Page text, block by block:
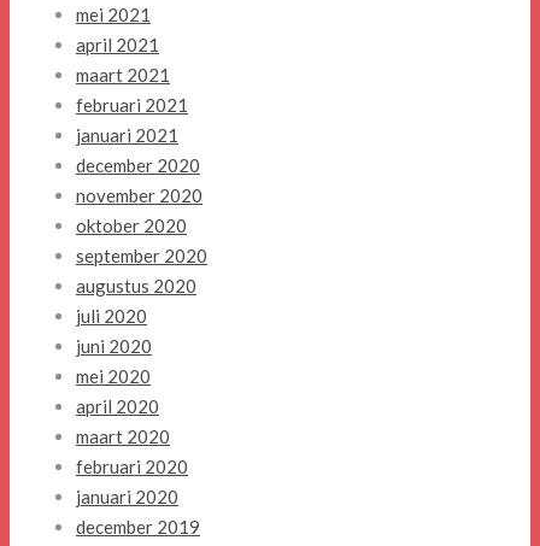
mei 2021
april 2021
maart 2021
februari 2021
januari 2021
december 2020
november 2020
oktober 2020
september 2020
augustus 2020
juli 2020
juni 2020
mei 2020
april 2020
maart 2020
februari 2020
januari 2020
december 2019